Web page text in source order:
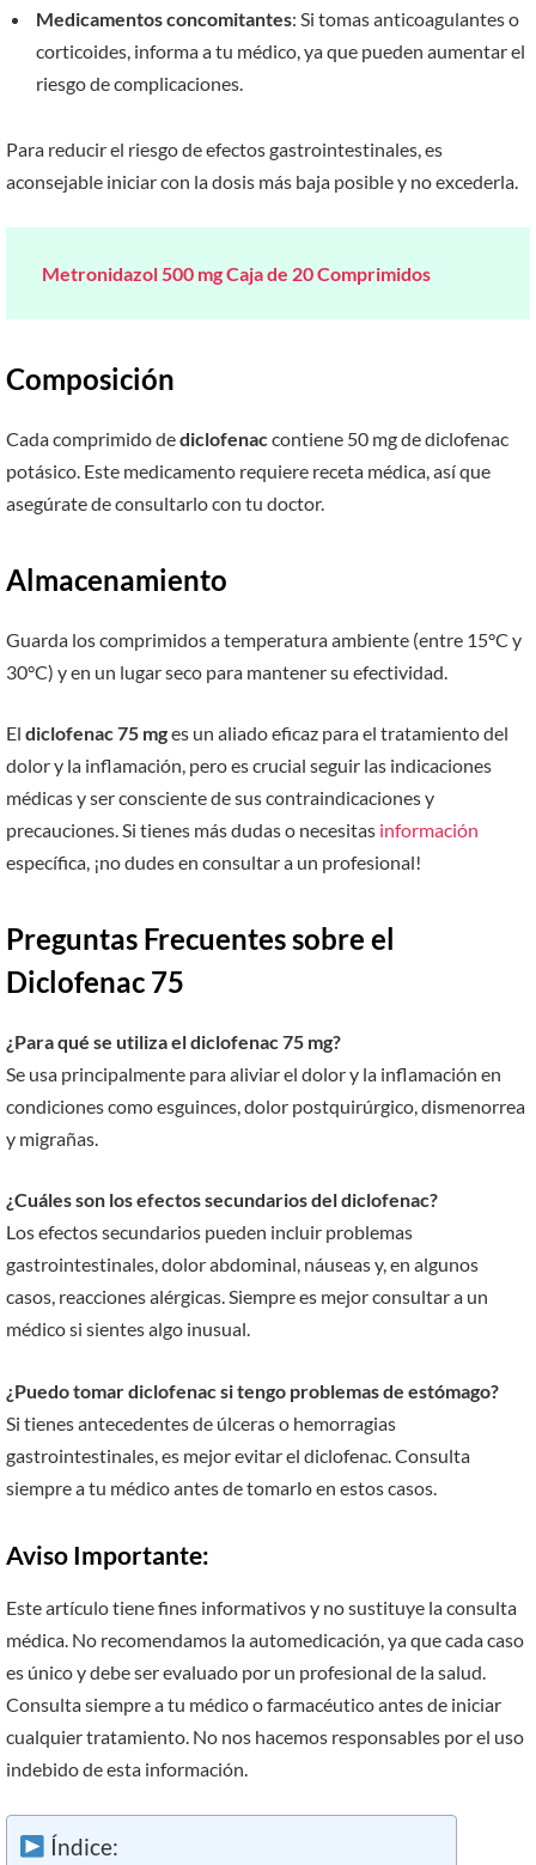
Medicamentos concomitantes: Si tomas anticoagulantes o
corticoides, informa a tu médico, ya que pueden aumentar el
riesgo de complicaciones.
Para reducir el riesgo de efectos gastrointestinales, es
aconsejable iniciar con la dosis más baja posible y no excederla.
Metronidazol 500 mg Caja de 20 Comprimidos
Composición
Cada comprimido dediclofenaccontiene 50 mg de diclofenac
potásico. Este medicamento requiere receta médica, así que
asegúrate de consultarlo con tu doctor.
Almacenamiento
Guarda los comprimidos a temperatura ambiente (entre 15°C y
30°C) y en un lugar seco para mantener su efectividad.
El diclofenac 75 mges un aliado eficaz para el tratamiento del
dolor y la inflamación, pero es crucial seguir las indicaciones
médicas y ser consciente de sus contraindicaciones y
precauciones. Si tienes más dudas o necesitas información
específica, ¡no dudes en consultar a un profesional!
Preguntas Frecuentes sobre el
Diclofenac 75
¿Para qué se utiliza el diclofenac 75 mg?
Se usa principalmente para aliviar el dolor y la inflamación en
condiciones como esguinces, dolor postquirúrgico, dismenorrea
y migrañas.
¿Cuáles son los efectos secundarios del diclofenac?
Los efectos secundarios pueden incluir problemas
gastrointestinales, dolor abdominal, náuseas y, en algunos
casos, reacciones alérgicas. Siempre es mejor consultar a un
médico si sientes algo inusual.
¿Puedo tomar diclofenac si tengo problemas de estómago?
Si tienes antecedentes de úlceras o hemorragias
gastrointestinales, es mejor evitar el diclofenac. Consulta
siempre a tu médico antes de tomarlo en estos casos.
Aviso Importante:
Este artículo tiene fines informativos y no sustituye la consulta
médica. No recomendamos la automedicación, ya que cada caso
es único y debe ser evaluado por un profesional de la salud.
Consulta siempre a tu médico o farmacéutico antes de iniciar
cualquier tratamiento. No nos hacemos responsables por el uso
indebido de esta información.
Índice: